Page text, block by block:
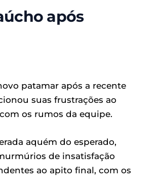
após
patamar após a recente
suas frustrações ao
os rumos da equipe.
aquém do esperado,
de insatisfação
ao apito final, com os